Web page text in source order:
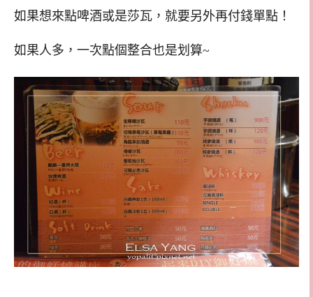
如果想來點啤酒或是莎瓦，就要另外再付錢單點！
如果人多，一次點個整合也是划算~